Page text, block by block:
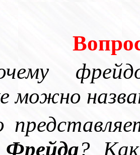
можно
Фрейда?